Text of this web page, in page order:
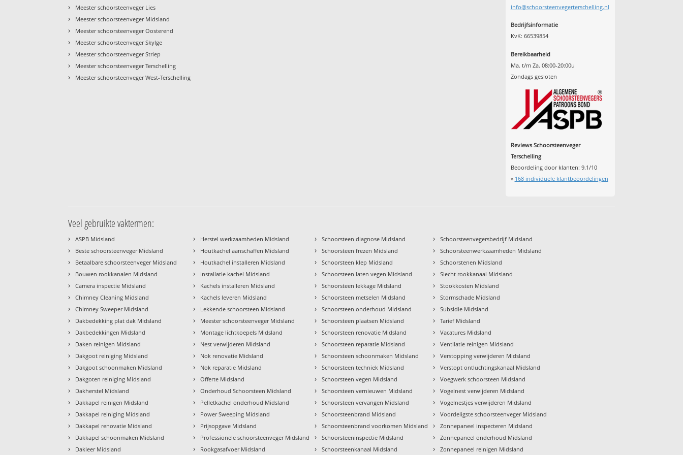
›
Meester schoorsteenveger Lies
› Meester schoorsteenveger Midsland
› Meester schoorsteenveger Oosterend
› Meester schoorsteenveger Skylge
› Meester schoorsteenveger Striep
› Meester schoorsteenveger Terschelling
› Meester schoorsteenveger West-Terschelling
info@schoorsteenvegerterschelling.nl
Bedrijfsinformatie
KvK: 66539854
Bereikbaarheid
Ma. t/m Za. 08:00-20:00u
Zondags gesloten
Reviews Schoorsteenveger
Terschelling
Beoordeling door klanten: 9.1/10
» 168individuele klantbeoordelingen
Veel gebruikte vaktermen:
› ASPB Midsland
› Beste schoorsteenveger Midsland
› Betaalbare schoorsteenveger Midsland
› Bouwen rookkanalen Midsland
› Camera inspectie Midsland
› Chimney Cleaning Midsland
› Chimney Sweeper Midsland
› Dakbedekking plat dak Midsland
› Dakbedekkingen Midsland
› Daken reinigen Midsland
› Dakgoot reiniging Midsland
› Dakgoot schoonmaken Midsland
› Dakgoten reiniging Midsland
› Dakherstel Midsland
› Dakkapel reinigen Midsland
› Dakkapel reiniging Midsland
› Dakkapel renovatie Midsland
› Dakkapel schoonmaken Midsland
› Dakleer Midsland
› Herstel werkzaamheden Midsland
› Houtkachel aanschaffen Midsland
› Houtkachel installeren Midsland
› Installatie kachel Midsland
› Kachels installeren Midsland
› Kachels leveren Midsland
› Lekkende schoorsteen Midsland
› Meester schoorsteenveger Midsland
› Montage lichtkoepels Midsland
› Nest verwijderen Midsland
› Nok renovatie Midsland
› Nok reparatie Midsland
› Offerte Midsland
› Onderhoud Schoorsteen Midsland
› Pelletkachel onderhoud Midsland
› Power Sweeping Midsland
› Prijsopgave Midsland
› Professionele schoorsteenveger Midsland
› Rookgasafvoer Midsland
› Schoorsteen diagnose Midsland
› Schoorsteen frezen Midsland
› Schoorsteen klep Midsland
› Schoorsteen laten vegen Midsland
› Schoorsteen lekkage Midsland
› Schoorsteen metselen Midsland
› Schoorsteen onderhoud Midsland
› Schoorsteen plaatsen Midsland
› Schoorsteen renovatie Midsland
› Schoorsteen reparatie Midsland
› Schoorsteen schoonmaken Midsland
› Schoorsteen techniek Midsland
› Schoorsteen vegen Midsland
› Schoorsteen vernieuwen Midsland
› Schoorsteen vervangen Midsland
› Schoorsteenbrand Midsland
› Schoorsteenbrand voorkomen Midsland
› Schoorsteeninspectie Midsland
› Schoorsteenkanaal Midsland
› Schoorsteenvegersbedrijf Midsland
› Schoorsteenwerkzaamheden Midsland
› Schoorstenen Midsland
› Slecht rookkanaal Midsland
› Stookkosten Midsland
› Stormschade Midsland
› Subsidie Midsland
› Tarief Midsland
› Vacatures Midsland
› Ventilatie reinigen Midsland
› Verstopping verwijderen Midsland
› Verstopt ontluchtingskanaal Midsland
› Voegwerk schoorsteen Midsland
› Vogelnest verwijderen Midsland
› Vogelnestjes verwijderen Midsland
› Voordeligste schoorsteenveger Midsland
› Zonnepaneel inspecteren Midsland
› Zonnepaneel onderhoud Midsland
› Zonnepaneel reinigen Midsland